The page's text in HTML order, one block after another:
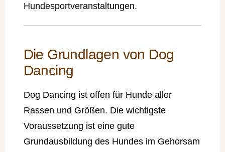
Hundesportveranstaltungen.
Die Grundlagen von Dog
Dancing
Dog Dancing ist offen für Hunde aller
Rassen und Größen. Die wichtigste
Voraussetzung ist eine gute
Grundausbildung des Hundes im Gehorsam